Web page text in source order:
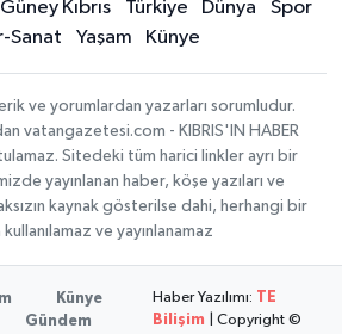
Güney Kıbrıs Türkiye Dünya
Spor
Sanat
Yaşam Künye
ve yorumlardan yazarları sorumludur.
vatangazetesi.com - KIBRIS'IN HABER
Sitedeki tüm harici linkler ayrı bir
yayınlanan haber, köşe yazıları ve
kaynak gösterilse dahi, herhangi bir
ve yayınlanamaz
Künye
Gündem
Haber Yazılımı: TE
Bilişim | Copyright ©